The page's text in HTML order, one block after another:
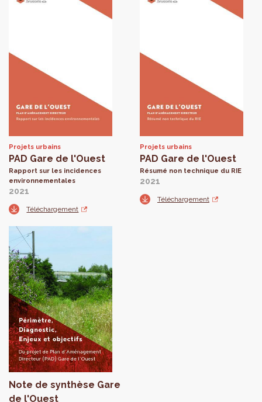
Projets urbains
PAD Gare de l'Ouest
Rapport sur les incidences
environnementales
2021
Téléchargement
Projets urbains
PAD Gare de l'Ouest
Résumé non technique du RIE
2021
Téléchargement
Note de synthèse Gare
de l'Ouest